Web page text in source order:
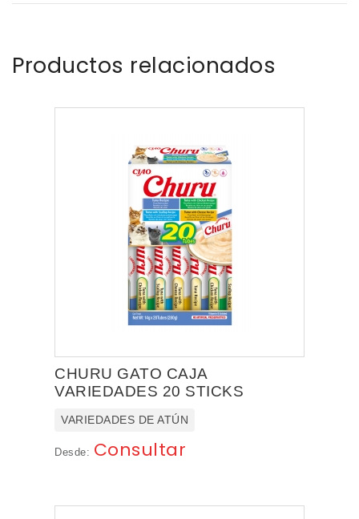
Productos relacionados
CHURU GATO CAJA
VARIEDADES 20 STICKS
VARIEDADES DE ATÚN
Desde: Consultar